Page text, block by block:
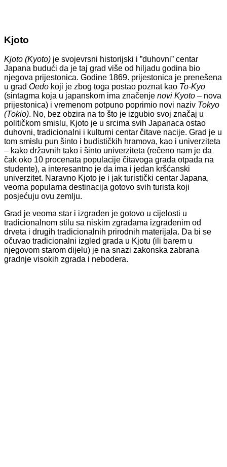
Kjoto
Kjoto (Kyoto) je svojevrsni historijski i ”duhovni” centar
Japana budući da je taj grad više od hiljadu godina bio
njegova prijestonica. Godine 1869. prijestonica je prenešena
u grad Oedo koji je zbog toga postao poznat kao To-Kyo
(sintagma koja u japanskom ima značenje novi Kyoto – nova
prijestonica) i vremenom potpuno poprimio novi naziv Tokyo
(Tokio). No, bez obzira na to što je izgubio svoj značaj u
političkom smislu, Kjoto je u srcima svih Japanaca ostao
duhovni, tradicionalni i kulturni centar čitave nacije. Grad je u
tom smislu pun šinto i budističkih hramova, kao i univerziteta
– kako državnih tako i šinto univerziteta (rečeno nam je da
čak oko 10 procenata populacije čitavoga grada otpada na
studente), a interesantno je da ima i jedan kršćanski
univerzitet. Naravno Kjoto je i jak turistički centar Japana,
veoma popularna destinacija gotovo svih turista koji
posjećuju ovu zemlju.
Grad je veoma star i izgrađen je gotovo u cijelosti u
tradicionalnom stilu sa niskim zgradama izgrađenim od
drveta i drugih tradicionalnih prirodnih materijala. Da bi se
očuvao tradicionalni izgled grada u Kjotu (ili barem u
njegovom starom dijelu) je na snazi zakonska zabrana
gradnje visokih zgrada i nebodera.